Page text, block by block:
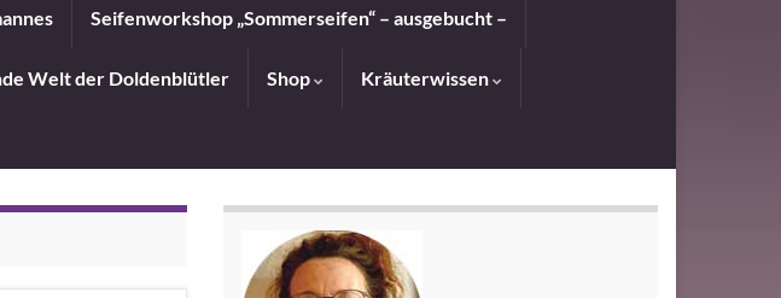
Seifenworkshop „Sommerseifen“ – ausgebucht –
Welt der Doldenblütler Shop Kräuterwissen